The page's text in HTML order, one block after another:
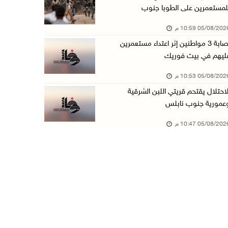
عبد السلام السيد يفوز بترشيح الديمقراطيين لمج ...
الهلال الأحمر: 8 إصابات إثر اعتداء الاحتلال ...
مخطط استعماري جديد في "جيلو" يهدد بعزل القدس ...
الاحتلال ينصب حاجزًا عسكريًا على مدخل بلدة دي ...
على الطوبا جنوب
08/2026 10:59 م
إصابة 3 مواطنين إثر اعتداء مستعمرين
في بيت فوريك
08/2026 10:53 م
يقتحم قريتي اللبن الشرقية
جنوب نابلس
08/2026 10:47 م